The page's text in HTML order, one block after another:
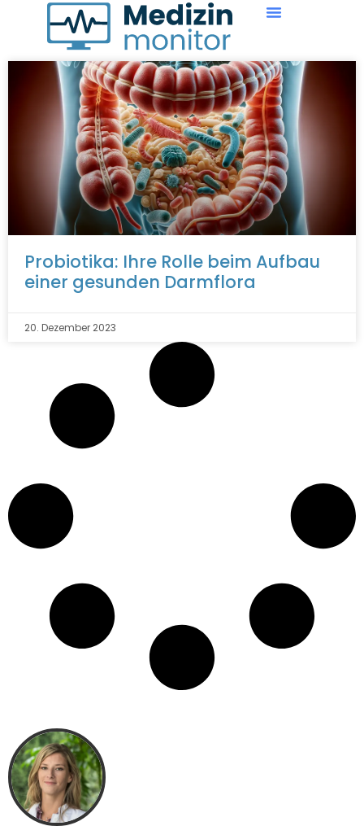
Probiotika: Ihre Rolle beim Aufbau
einer gesunden Darmflora
20. Dezember 2023